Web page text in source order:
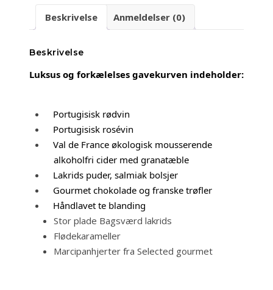
Beskrivelse Anmeldelser (0)
Beskrivelse
Luksus og forkælelses gavekurven indeholder:
Portugisisk rødvin
Portugisisk rosévin
Val de France økologisk mousserende
alkoholfri cider med granatæble
Lakrids puder, salmiak bolsjer
Gourmet chokolade og franske trøfler
Håndlavet te blanding
Stor plade Bagsværd lakrids
Flødekarameller
Marcipanhjerter fra Selected gourmet